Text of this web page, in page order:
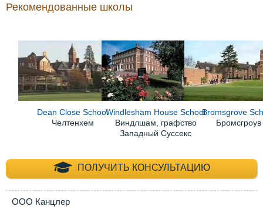
Рекомендованные школы
Dean Close School
Челтенхем
Windlesham House School
Виндлшам, графство
Западный Суссекс
Bromsgrove
Бромсгроув
ПОЛУЧИТЬ КОНСУЛЬТАЦИЮ
+7 (495) 660-35-
ООО Канцлер